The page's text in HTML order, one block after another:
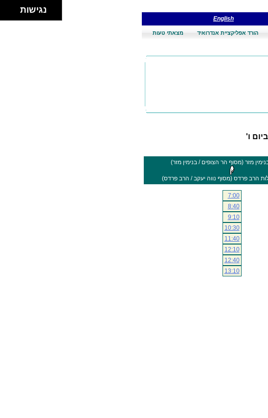
English
הורד אפליקציית אנדרואיד מצאתי טעות
ו'
מזר (מסוף הר הצופים / בנימין מזר)
הרב פרדס (מסוף נווה יעקב / הרב פרדס)
7:00
8:40
9:10
10:30
11:40
12:10
12:40
13:10
נגישות